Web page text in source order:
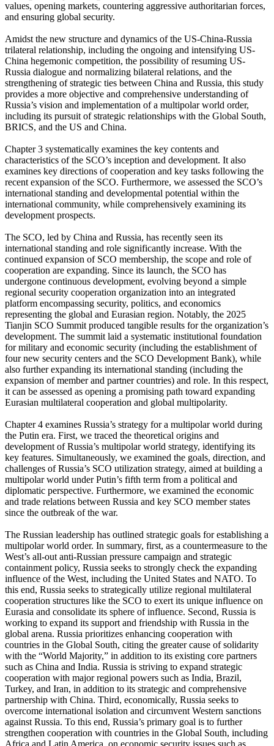
values, opening markets, countering aggressive authoritarian forces,
and ensuring global security.
Amidst the new structure and dynamics of the US-China-Russia
trilateral relationship, including the ongoing and intensifying US-
China hegemonic competition, the possibility of resuming US-
Russia dialogue and normalizing bilateral relations, and the
strengthening of strategic ties between China and Russia, this study
provides a more objective and comprehensive understanding of
Russia’s vision and implementation of a multipolar world order,
including its pursuit of strategic relationships with the Global South,
BRICS, and the US and China.
Chapter 3 systematically examines the key contents and
characteristics of the SCO’s inception and development. It also
examines key directions of cooperation and key tasks following the
recent expansion of the SCO. Furthermore, we assessed the SCO’s
international standing and developmental potential within the
international community, while comprehensively examining its
development prospects.
The SCO, led by China and Russia, has recently seen its
international standing and role significantly increase. With the
continued expansion of SCO membership, the scope and role of
cooperation are expanding. Since its launch, the SCO has
undergone continuous development, evolving beyond a simple
regional security cooperation organization into an integrated
platform encompassing security, politics, and economics
representing the global and Eurasian region. Notably, the 2025
Tianjin SCO Summit produced tangible results for the organization’s
development. The summit laid a systematic institutional foundation
for military and economic security (including the establishment of
four new security centers and the SCO Development Bank), while
also further expanding its international standing (including the
expansion of member and partner countries) and role. In this respect,
it can be assessed as opening a promising path toward expanding
Eurasian multilateral cooperation and global multipolarity.
Chapter 4 examines Russia’s strategy for a multipolar world during
the Putin era. First, we traced the theoretical origins and
development of Russia’s multipolar world strategy, identifying its
key features. Simultaneously, we examined the goals, direction, and
challenges of Russia’s SCO utilization strategy, aimed at building a
multipolar world under Putin’s fifth term from a political and
diplomatic perspective. Furthermore, we examined the economic
and trade relations between Russia and key SCO member states
since the outbreak of the war.
The Russian leadership has outlined strategic goals for establishing a
multipolar world order. In summary, first, as a countermeasure to the
West’s all-out anti-Russian pressure campaign and strategic
containment policy, Russia seeks to strongly check the expanding
influence of the West, including the United States and NATO. To
this end, Russia seeks to strategically utilize regional multilateral
cooperation structures like the SCO to exert its unique influence on
Eurasia and consolidate its sphere of influence. Second, Russia is
working to expand its support and friendship with Russia in the
global arena. Russia prioritizes enhancing cooperation with
countries in the Global South, citing the greater cause of solidarity
with the “World Majority,” in addition to its existing core partners
such as China and India. Russia is striving to expand strategic
cooperation with major regional powers such as India, Brazil,
Turkey, and Iran, in addition to its strategic and comprehensive
partnership with China. Third, economically, Russia seeks to
overcome international isolation and circumvent Western sanctions
against Russia. To this end, Russia’s primary goal is to further
strengthen cooperation with countries in the Global South, including